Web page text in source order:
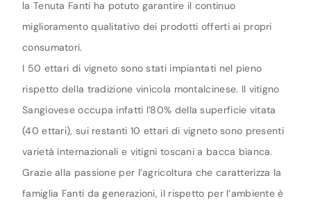
la Tenuta Fanti ha potuto garantire il continuo
miglioramento qualitativo dei prodotti offerti ai propri
consumatori.
I 50 ettari di vigneto sono stati impiantati nel pieno
rispetto della tradizione vinicola montalcinese. Il vitigno
Sangiovese occupa infatti l’80% della superficie vitata
(40 ettari), sui restanti 10 ettari di vigneto sono presenti
varietà internazionali e vitigni toscani a bacca bianca.
Grazie alla passione per l’agricoltura che caratterizza la
famiglia Fanti da generazioni, il rispetto per l’ambiente è